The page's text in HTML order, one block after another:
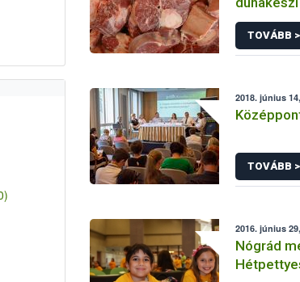
TOVÁBB >
2018. június
TOVÁBB >
2016. június
Nógrád